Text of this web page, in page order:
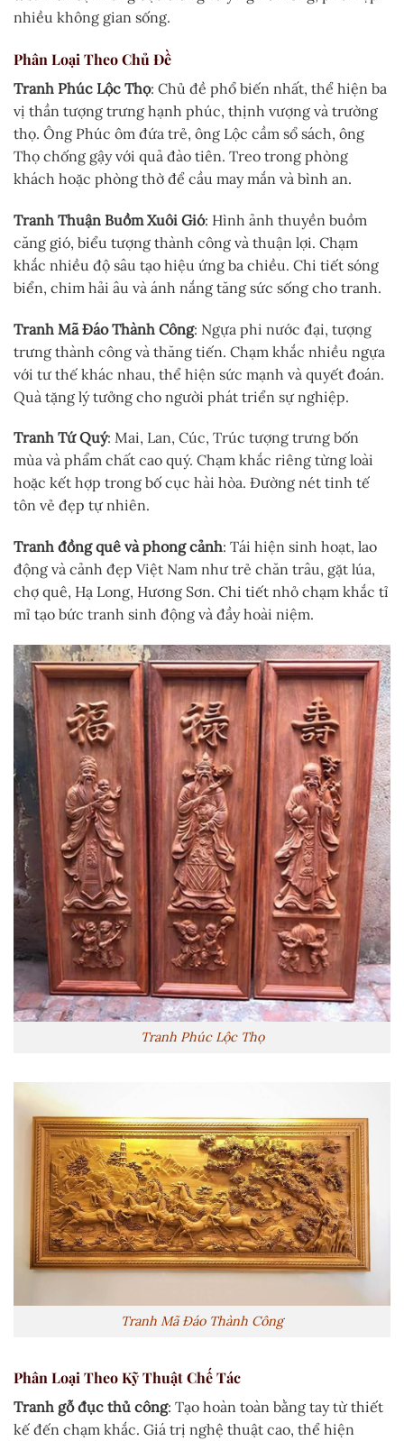
nhiều không gian sống.
Phân Loại Theo Chủ Đề
Tranh Phúc Lộc Thọ: Chủ đề phổ biến nhất, thể hiện ba
vị thần tượng trưng hạnh phúc, thịnh vượng và trường
thọ. Ông Phúc ôm đứa trẻ, ông Lộc cầm sổ sách, ông
Thọ chống gậy với quả đào tiên. Treo trong phòng
khách hoặc phòng thờ để cầu may mắn và bình an.
Tranh Thuận Buồm Xuôi Gió: Hình ảnh thuyền buồm
căng gió, biểu tượng thành công và thuận lợi. Chạm
khắc nhiều độ sâu tạo hiệu ứng ba chiều. Chi tiết sóng
biển, chim hải âu và ánh nắng tăng sức sống cho tranh.
Tranh Mã Đáo Thành Công: Ngựa phi nước đại, tượng
trưng thành công và thăng tiến. Chạm khắc nhiều ngựa
với tư thế khác nhau, thể hiện sức mạnh và quyết đoán.
Quà tặng lý tưởng cho người phát triển sự nghiệp.
Tranh Tứ Quý: Mai, Lan, Cúc, Trúc tượng trưng bốn
mùa và phẩm chất cao quý. Chạm khắc riêng từng loài
hoặc kết hợp trong bố cục hài hòa. Đường nét tinh tế
tôn vẻ đẹp tự nhiên.
Tranh đồng quê và phong cảnh: Tái hiện sinh hoạt, lao
động và cảnh đẹp Việt Nam như trẻ chăn trâu, gặt lúa,
chợ quê, Hạ Long, Hương Sơn. Chi tiết nhỏ chạm khắc tỉ
mỉ tạo bức tranh sinh động và đầy hoài niệm.
Tranh Phúc Lộc Thọ
Tranh Mã Đáo Thành Công
Phân Loại Theo Kỹ Thuật Chế Tác
Tranh gỗ đục thủ công: Tạo hoàn toàn bằng tay từ thiết
kế đến chạm khắc. Giá trị nghệ thuật cao, thể hiện